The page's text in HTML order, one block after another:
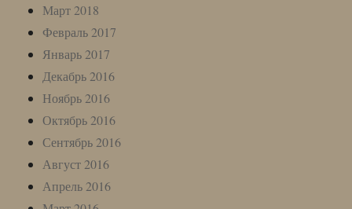
Март 2018
Февраль 2017
Январь 2017
Декабрь 2016
Ноябрь 2016
Октябрь 2016
Сентябрь 2016
Август 2016
Апрель 2016